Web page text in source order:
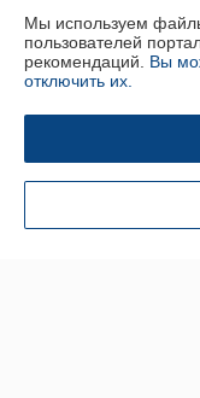
О нас
Контакты
Мы используем
пользователей
рекомендаций. Вы
отключить их.